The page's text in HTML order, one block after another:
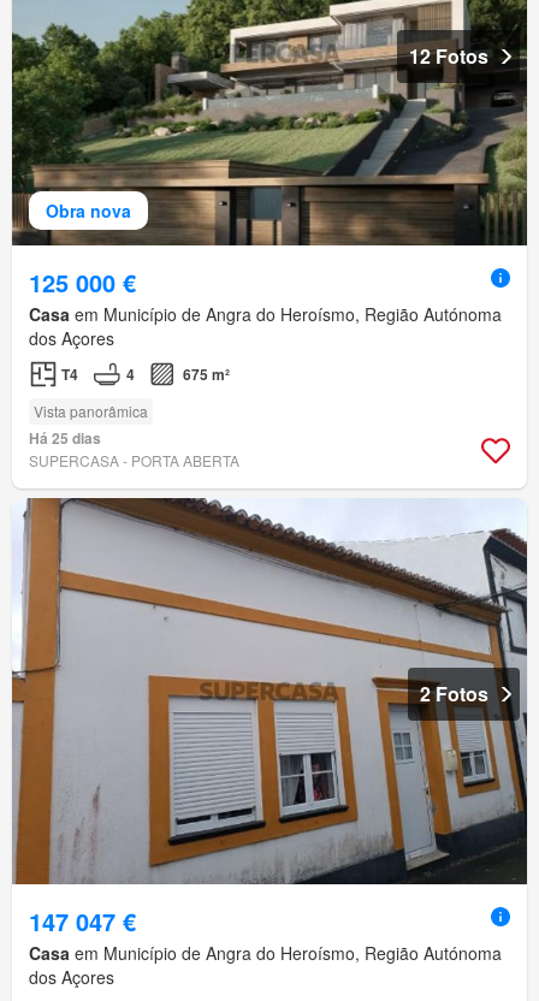
Obra nova
12 Fotos
125 000 €
Casa em Município de Angra do Heroísmo, Região Autónoma
dos Açores
T4 4 675 m²
Vista panorâmica
Há 25 dias
SUPERCASA - PORTA ABERTA
2 Fotos
147 047 €
Casa em Município de Angra do Heroísmo, Região Autónoma
dos Açores